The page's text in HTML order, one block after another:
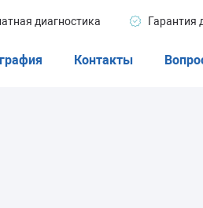
диагностика Гарантия
Контакты